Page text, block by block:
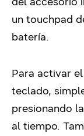
un touchpad
batería.
Para activar
teclado,
presionando
al tiempo.